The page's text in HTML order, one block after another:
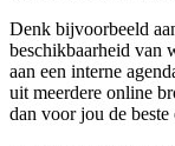
Denk bijvoorbeeld
beschikbaarheid van
aan een interne
uit meerdere online
dan voor jou de beste